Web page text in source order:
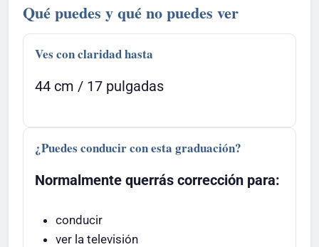
Qué puedes y qué no puedes ver
Ves con claridad hasta
44 cm / 17 pulgadas
¿Puedes conducir con esta graduación?
Normalmente querrás corrección para:
conducir
ver la televisión